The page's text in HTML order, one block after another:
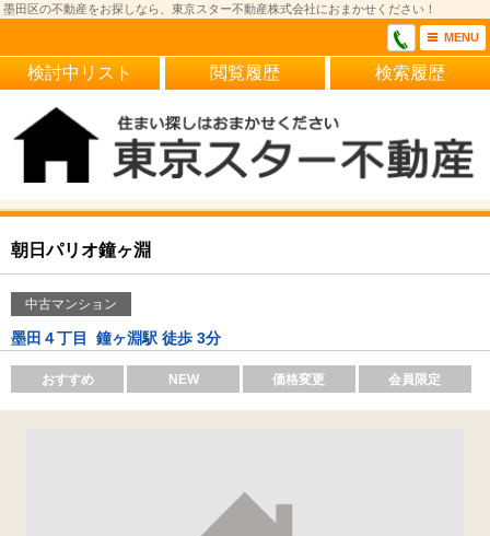
墨田区の不動産をお探しなら、東京スター不動産株式会社におまかせください！
MENU
検討中リスト 閲覧履歴 検索履歴
朝日パリオ鐘ヶ淵
中古マンション
墨田４丁目 鐘ヶ淵駅 徒歩 3分
おすすめ NEW 価格変更 会員限定